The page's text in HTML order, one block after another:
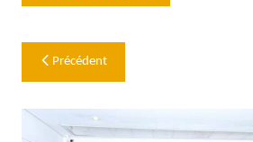
Navigation
de
l’article
Précédent